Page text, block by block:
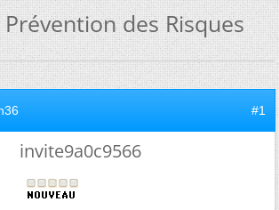
des Risques
#1
invite9a0c9566